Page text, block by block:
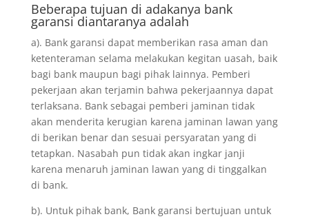
Beberapa tujuan di adakanya bank
garansi diantaranya adalah
a). Bank garansi dapat memberikan rasa aman dan
ketenteraman selama melakukan kegitan uasah, baik
bagi bank maupun bagi pihak lainnya. Pemberi
pekerjaan akan terjamin bahwa pekerjaannya dapat
terlaksana. Bank sebagai pemberi jaminan tidak
akan menderita kerugian karena jaminan lawan yang
di berikan benar dan sesuai persyaratan yang di
tetapkan. Nasabah pun tidak akan ingkar janji
karena menaruh jaminan lawan yang di tinggalkan
di bank.
b). Untuk pihak bank, Bank garansi bertujuan untuk